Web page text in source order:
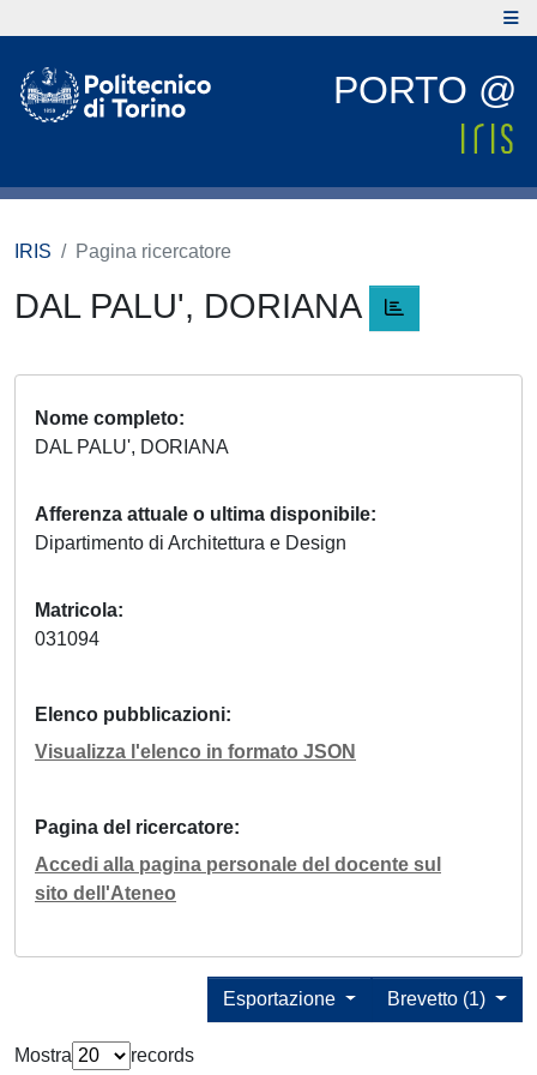
PORTO @
IRIS Pagina ricercatore
DAL PALU', DORIANA
Nome completo
DAL PALU', DORIANA
Afferenza attuale o ultima disponibile
Dipartimento di Architettura e Design
Matricola
031094
Elenco pubblicazioni
Visualizza l'elenco in formato JSON
Pagina del ricercatore
Accedi alla pagina personale del docente sul
sito dell'Ateneo
Brevetto (1)
Esportazione
Mostra
records